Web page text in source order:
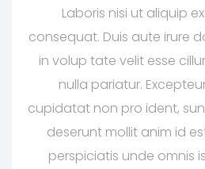
Laboris nisi ut aliquip
consequat. Duis aute irure
in volup tate velit esse
nulla pariatur.
cupidatat non pro ident,
deserunt mollit anim id
perspiciatis unde omnis